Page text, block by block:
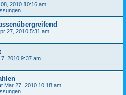
2010 10:16 am
27, 2010 5:31 am
2010 9:37 am
Mar 27, 2010 10:18 am